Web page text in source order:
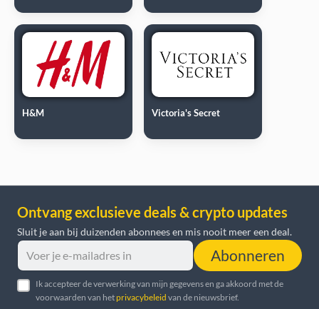
H&M Victoria's Secret
Ontvang exclusieve deals & crypto updates
Sluit je aan bij duizenden abonnees en mis nooit meer een deal.
Abonneren
Ik accepteer de verwerking van mijn gegevens en ga akkoord met de
voorwaarden van hetprivacybeleid van de nieuwsbrief.